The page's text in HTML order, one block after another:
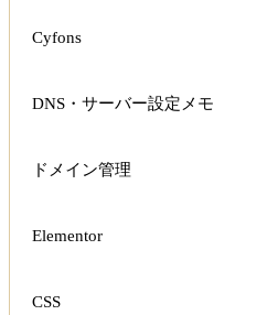
Cyfons
DNS・サーバー設定メモ
ドメイン管理
Elementor
CSS